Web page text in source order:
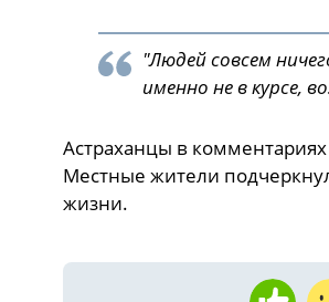
"Людей совсем
именно не в курсе,
Астраханцы в
Местные жители
жизни.